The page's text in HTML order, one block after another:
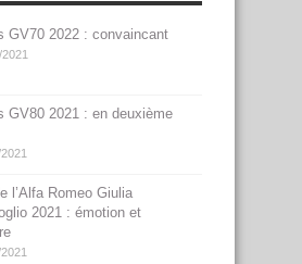
GV70 2022 : convaincant
GV80 2021 : en deuxième
l’Alfa Romeo Giulia
2021 : émotion et